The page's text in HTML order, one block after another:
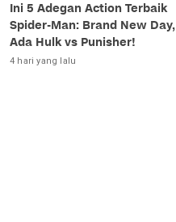
Ini 5 Adegan Action Terbaik
Spider-Man: Brand New Day,
Ada Hulk vs Punisher!
4 hari yang lalu